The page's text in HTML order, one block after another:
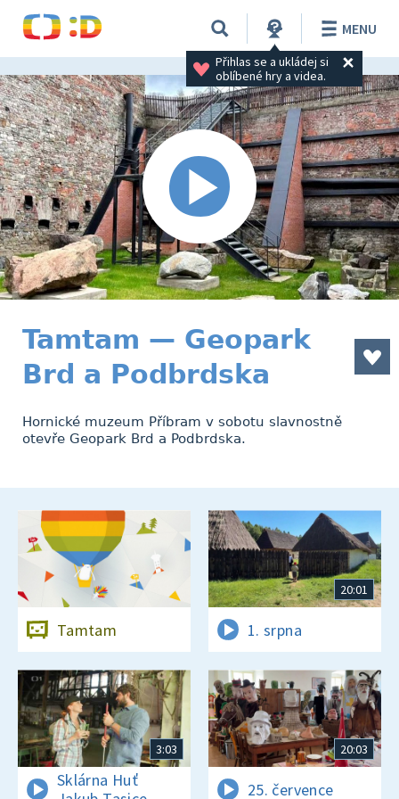
Přihlas se a ukládej si
oblíbené hry a videa.
MENU
Tamtam — Geopark
Brd a Podbrdska
Hornické muzeum Příbram v sobotu slavnostně
otevře Geopark Brd a Podbrdska.
Tamtam
20:01
1. srpna
3:03
Sklárna Huť
20:03
25. července